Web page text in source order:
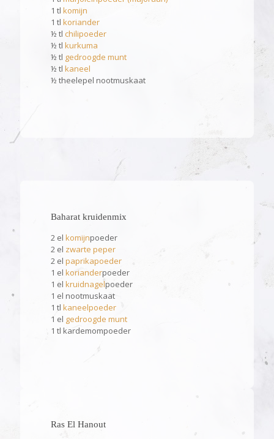
1 tl komijn
1 tl koriander
½ tl chilipoeder
½ tl kurkuma
½ tl gedroogde munt
½ tl kaneel
½ theelepel nootmuskaat
Baharat kruidenmix
2 el komijnpoeder
2 el zwarte peper
2 el paprikapoeder
1 el korianderpoeder
1 el kruidnagelpoeder
1 el nootmuskaat
1 tl kaneelpoeder
1 el gedroogde munt
1 tl kardemompoeder
Ras El Hanout